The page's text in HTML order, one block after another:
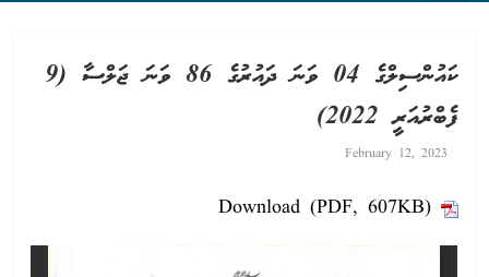
ކައުންސިލްގެ 04 ވަނަ ދައުރުގެ 86 ވަނަ ޖަލްސާ (9
ފެބްރުއަރީ 2022)
February 12, 2023
Download (PDF, 607KB)